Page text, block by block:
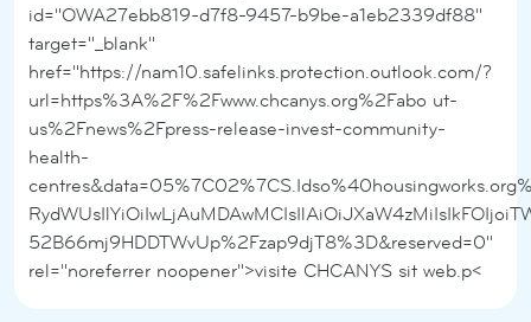
id="OWA27ebb819-d7f8-9457-b9be-a1eb2339df88"
target="_blank"
href="https://nam10.safelinks.protection.outlook.com/?
url=https%3A%2F%2Fwww.chcanys.org%2Fabo ut-
us%2Fnews%2Fpress-release-invest-community-
health-
52B66mj9HDDTWvUp%2Fzap9djT8%3D&reserved=0"
rel="noreferrer noopener">visite CHCANYS sit web.p<